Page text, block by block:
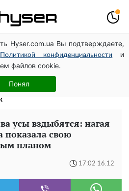
Hyser.com.ua Вы подтверждаете,
Политикой конфиденциальности
и
файлов cookie.
Понял
Конотопський вивів
через фіктивну фірму в
дивовижна кар'єра від актора
номінанта у керівники
усы вздыбятся: нагая
показала свою
планом
17:02 16.12